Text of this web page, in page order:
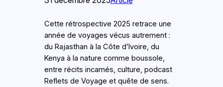
Cette rétrospective 2025 retrace une
année de voyages vécus autrement :
du Rajasthan à la Côte d’Ivoire, du
Kenya à la nature comme boussole,
entre récits incarnés, culture, podcast
Reflets de Voyage et quête de sens.